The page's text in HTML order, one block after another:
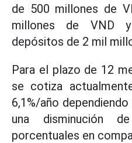
de 500 millones de
millones de VND
depósitos de 2 mil
Para el plazo de 12
se cotiza
6,1%/año
una disminución
porcentuales en